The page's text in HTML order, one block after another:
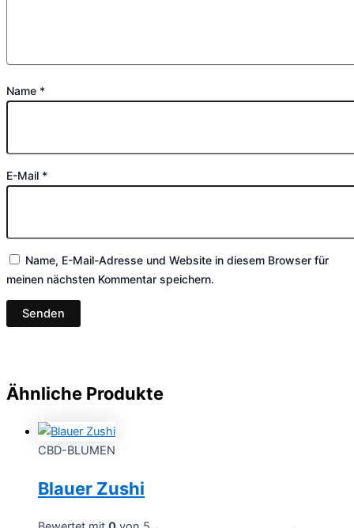
Name *
E-Mail *
Name, E-Mail-Adresse und Website in diesem Browser für
meinen nächsten Kommentar speichern.
Ähnliche Produkte
CBD-BLUMEN
Blauer Zushi